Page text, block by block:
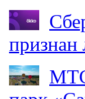
признан
МТС